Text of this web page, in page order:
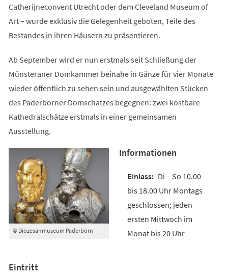
Catherijneconvent Utrecht oder dem Cleveland Museum of
Art – wurde exklusiv die Gelegenheit geboten, Teile des
Bestandes in ihren Häusern zu präsentieren.
Ab September wird er nun erstmals seit Schließung der
Münsteraner Domkammer beinahe in Gänze für vier Monate
wieder öffentlich zu sehen sein und ausgewählten Stücken
des Paderborner Domschatzes begegnen: zwei kostbare
Kathedralschätze erstmals in einer gemeinsamen
Ausstellung.
© Diözesanmuseum Paderborn
Informationen
Di – So 10.00
bis 18.00 Uhr Montags
geschlossen; jeden
ersten Mittwoch im
Monat bis 20 Uhr
Eintritt